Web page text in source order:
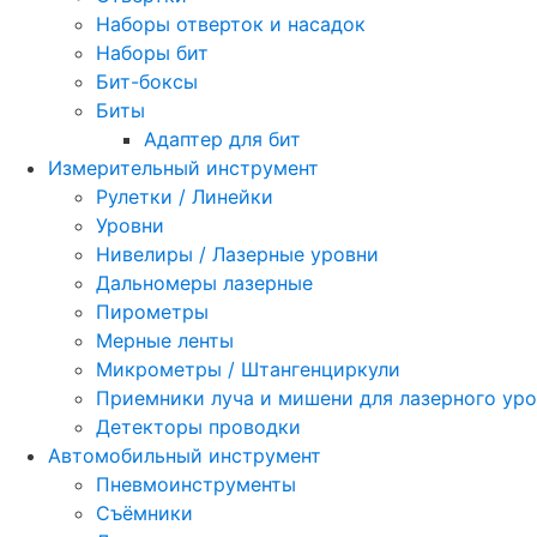
Наборы отверток и насадок
Наборы бит
Бит-боксы
Биты
Адаптер для бит
Измерительный инструмент
Рулетки / Линейки
Уровни
Нивелиры / Лазерные уровни
Дальномеры лазерные
Пирометры
Мерные ленты
Микрометры / Штангенциркули
Приемники луча и мишени для лазерного
Детекторы проводки
Автомобильный инструмент
Пневмоинструменты
Съёмники